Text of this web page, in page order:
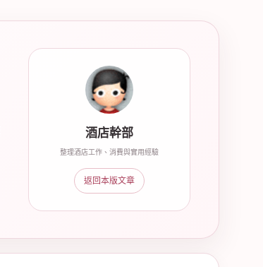
酒店幹部
整理酒店工作、消費與實用經驗
返回本版文章